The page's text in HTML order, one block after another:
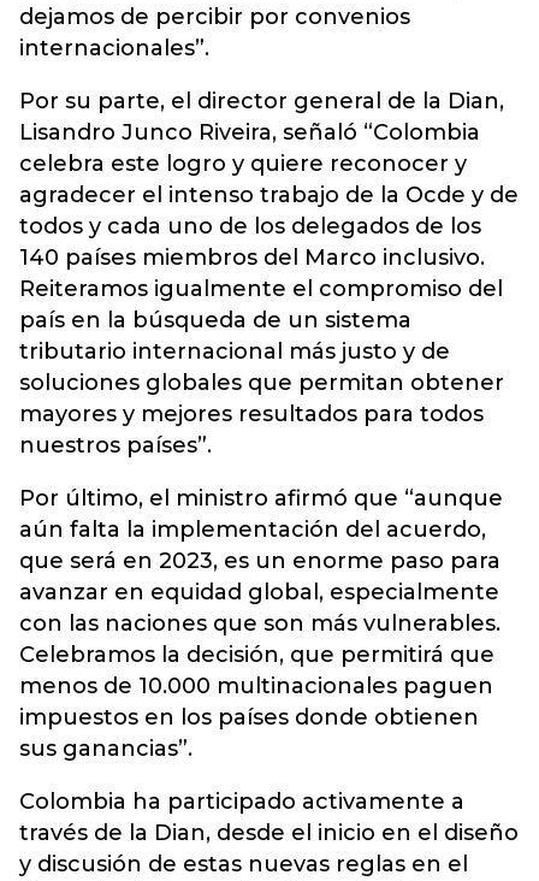
dejamos de percibir por convenios
internacionales”.
Por su parte, el director general de la Dian,
Lisandro Junco Riveira, señaló “Colombia
celebra este logro y quiere reconocer y
agradecer el intenso trabajo de la Ocde y de
todos y cada uno de los delegados de los
140 países miembros del Marco inclusivo.
Reiteramos igualmente el compromiso del
país en la búsqueda de un sistema
tributario internacional más justo y de
soluciones globales que permitan obtener
mayores y mejores resultados para todos
nuestros países”.
Por último, el ministro afirmó que “aunque
aún falta la implementación del acuerdo,
que será en 2023, es un enorme paso para
avanzar en equidad global, especialmente
con las naciones que son más vulnerables.
Celebramos la decisión, que permitirá que
menos de 10.000 multinacionales paguen
impuestos en los países donde obtienen
sus ganancias”.
Colombia ha participado activamente a
través de la Dian, desde el inicio en el diseño
y discusión de estas nuevas reglas en el